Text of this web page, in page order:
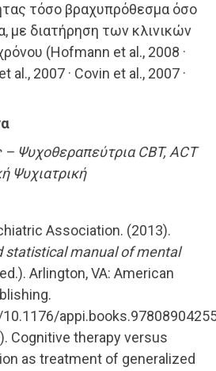
τόσο βραχυπρόθεσμα όσο
με διατήρηση των κλινικών
(Hofmann et al., 2008 ·
al., 2007 · Covin et al., 2007 ·
– Ψυχοθεραπεύτρια CBT, ACT
Ψυχιατρική
Association. (2013).
statistical manual of mental
Arlington, VA: American
Cognitive therapy versus
as treatment of generalized